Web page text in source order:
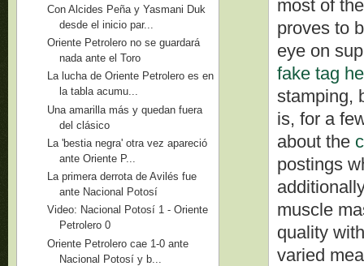
most of
proves to
eye on
fake tag
stamping,
is, for a
about the
postings
muscle
quality
varied
Con Alcides Peña y Yasmani Duk
desde el inicio par...
Oriente Petrolero no se guardará
nada ante el Toro
La lucha de Oriente Petrolero es en
la tabla acumu...
Una amarilla más y quedan fuera
del clásico
La 'bestia negra' otra vez apareció
ante Oriente P...
La primera derrota de Avilés fue
ante Nacional Potosí
Video: Nacional Potosí 1 - Oriente
Petrolero 0
Oriente Petrolero cae 1-0 ante
Nacional Potosí y b...